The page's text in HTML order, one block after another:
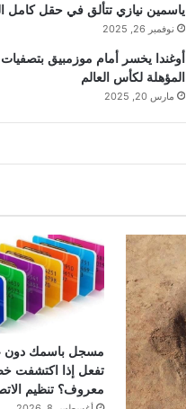
ياسمين نيازي تتألق في حقل كامل
نوفمبر 26, 2025
أوغندا يخسر أمام موزمبيق بتصفيات
المؤهلة لكأس العالم
مارس 20, 2025
مسجل باسمك دون
تفعل إذا اكتشفت
معروف؟ تنظيم